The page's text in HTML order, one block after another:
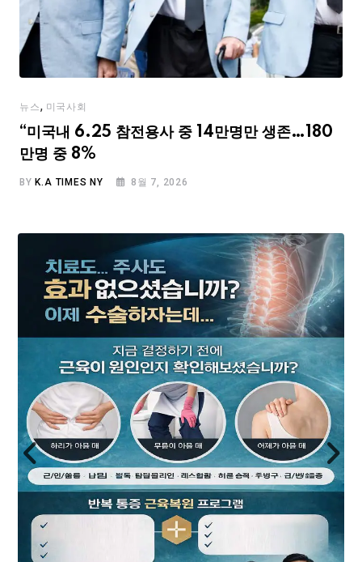
뉴스, 미국사회
“미국내 6.25 참전용사 중 14만명만 생존…180
만명 중 8%
BY K.A TIMES NY 8월 7, 2026